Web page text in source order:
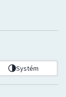
Systém